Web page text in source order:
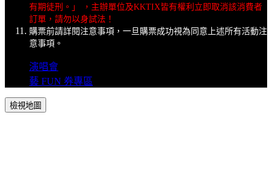
有期徒刑。」 ，主辦單位及KKTIX皆有權利立即取消該消費者
訂單，請勿以身試法！
購票前請詳閱注意事項，一旦購票成功視為同意上述所有活動注
意事項。
演唱會
藝 FUN 券專區
檢視地圖